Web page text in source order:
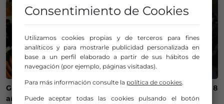
Getxo recupera un campeonato internacional de skate 8
años después
Consentimiento de Cookies
Utilizamos cookies propias y de terceros para fines
analíticos y para mostrarle publicidad personalizada en
base a un perfil elaborado a partir de sus hábitos de
navegación (por ejemplo, páginas visitadas).
Para más información consulte la política de cookies.
Puede aceptar todas las cookies pulsando el botón